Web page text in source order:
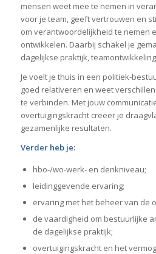
mensen weet mee te nemen in
voor je team, geeft vertrouwen en
om verantwoordelijkheid te nemen
ontwikkelen. Daarbij schakel je
dagelijkse praktijk,
Je voelt je thuis in een politiek-
goed relativeren en weet
te verbinden. Met jouw
overtuigingskracht creëer je
gezamenlijke resultaten.
Verder heb je:
hbo-/wo-werk- en denkniveau;
leidinggevende ervaring;
ervaring met het beheer van de
de vaardigheid om bestuurlijke
de dagelijkse praktijk;
overtuigingskracht en het